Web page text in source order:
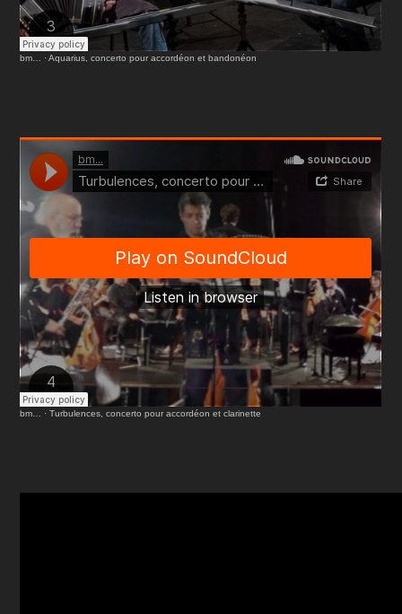
bm… ·Aquarius, concerto pour accordéon et bandonéon
bm… ·Turbulences, concerto pour accordéon et clarinette